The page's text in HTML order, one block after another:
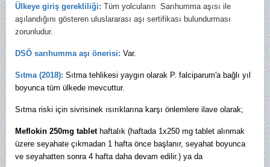
Ülkeye giriş gerekliliği: Tüm yolcuların Sarıhumma aşısı ile
aşılandığını gösteren uluslararası aşı sertifikası bulundurması
zorunludur.
DSÖ sarıhumma aşı önerisi: Var.
Sıtma (2018): Sıtma tehlikesi yaygın olarak P. falciparum'a bağlı yıl
boyunca tüm ülkede mevcuttur.
Sıtma riski için sivrisinek ısırıklarına karşı önlemlere ilave olarak;
Meflokin 250mg tablethaftalık (haftada 1x250 mg tablet alınmak
üzere seyahate çıkmadan 1 hafta önce başlanır, seyahat boyunca
ve seyahatten sonra 4 hafta daha devam edilir.) ya da